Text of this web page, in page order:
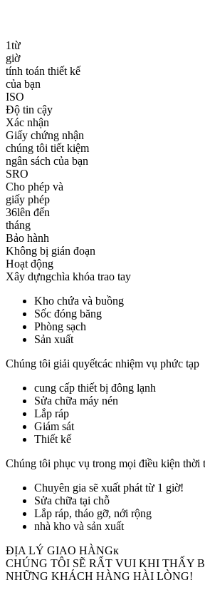
1từ
giờ
tính toán thiết kế
của bạn
ISO
Độ tin cậy
Xác nhận
Giấy chứng nhận
chúng tôi tiết kiệm
ngân sách của bạn
SRO
Cho phép và
giấy phép
36lên đến
tháng
Bảo hành
Không bị gián đoạn
Hoạt động
Xây dựngchìa khóa trao tay
Kho chứa và buồng
Sốc đóng băng
Phòng sạch
Sản xuất
Chúng tôi giải quyếtcác nhiệm vụ phức tạp
cung cấp thiết bị đông lạnh
Sửa chữa máy nén
Lắp ráp
Giám sát
Thiết kế
Chúng tôi phục vụ trong mọi điều kiện thời
Chuyên gia sẽ xuất phát từ 1 giờ!
Sửa chữa tại chỗ
Lắp ráp, tháo gỡ, nới rộng
nhà kho và sản xuất
ĐỊA LÝ GIAO HÀNGк
CHÚNG TÔI SẼ RẤT VUI KHI THẤY
NHỮNG KHÁCH HÀNG HÀI LÒNG!